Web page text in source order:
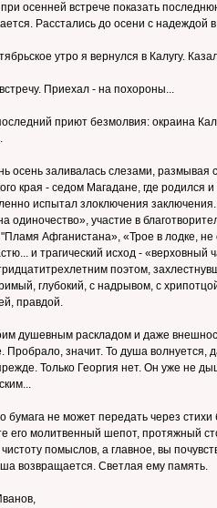
осенней встрече показать
Расстались до осени с надеждой
утро я вернулся в Калугу.
Приехал - на похороны...
приют безмолвия: окраина
осень заливалась слезами,
края - седом Магадане, где родился
испытал злоключения заключения.
одиночество», участие в
"Пламя Афганистана», «Трое в лодке,
и трагический исход -
поэтом,
глубокий, с надрывом, с
правдой.
душевным раскладом и даже
Пробрало, значит. То душа волнуется,
Только Георгия нет. Он уже не
бумага не может передать через
его молитвенный шепот, протяжный
чистоту помыслов, а главное, вы
возвращается. Светлая ему память.